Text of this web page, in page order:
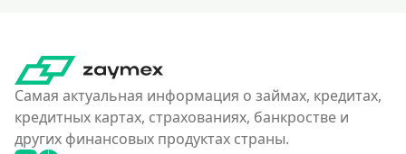
Самая актуальная информация о займах, кредитах,
кредитных картах, страхованиях, банкростве и
других финансовых продуктах страны.